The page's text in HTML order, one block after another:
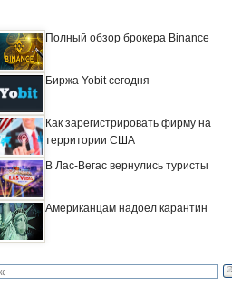
Полный обзор брокера Binance
Биржа Yobit сегодня
Как зарегистрировать фирму на
территории США
В Лас-Вегас вернулись туристы
Американцам надоел карантин